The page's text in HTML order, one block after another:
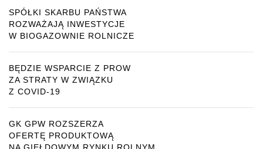
SPÓŁKI SKARBU PAŃSTWA
ROZWAŻAJĄ INWESTYCJE
W BIOGAZOWNIE ROLNICZE
BĘDZIE WSPARCIE Z PROW
ZA STRATY W ZWIĄZKU
Z COVID-19
GK GPW ROZSZERZA
OFERTĘ PRODUKTOWĄ